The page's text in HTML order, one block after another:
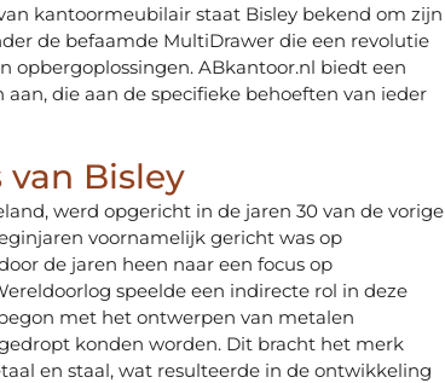
kantoormeubilair staat Bisley bekend om zijn
de befaamde MultiDrawer die een revolutie
opbergoplossingen. ABkantoor.nl biedt een
die aan de specifieke behoeften van ieder
van Bisley
werd opgericht in de jaren 30 van de vorige
voornamelijk gericht was op
de jaren heen naar een focus op
speelde een indirecte rol in deze
met het ontwerpen van metalen
konden worden. Dit bracht het merk
en staal, wat resulteerde in de ontwikkeling